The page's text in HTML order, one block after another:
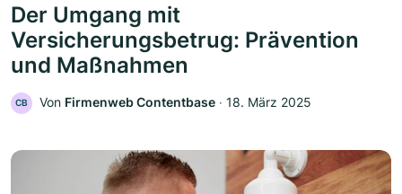
Der Umgang mit
Versicherungsbetrug: Prävention
und Maßnahmen
CB Von Firmenweb Contentbase ‧ 18. März 2025